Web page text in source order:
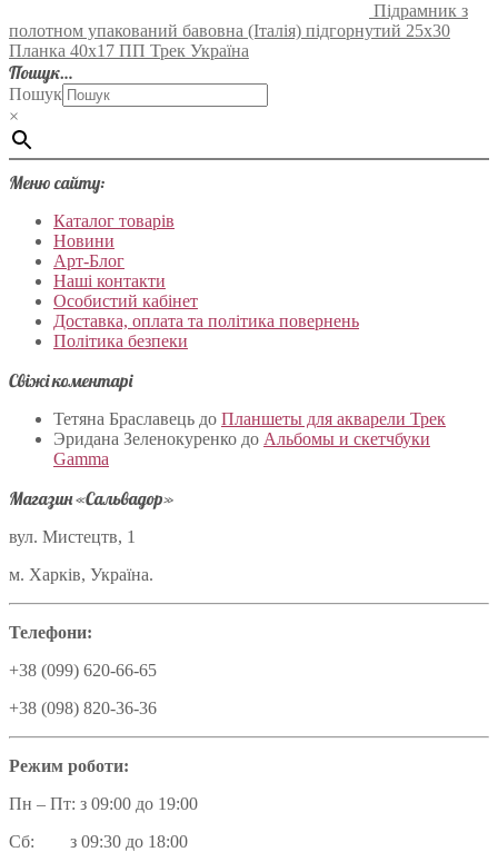
Підрамник з
полотном упакований бавовна (Італія) підгорнутий 25х30
Планка 40х17 ПП Трек Україна
Пошук…
Пошук
×
Меню сайту:
Каталог товарів
Новини
Арт-Блог
Наші контакти
Особистий кабінет
Доставка, оплата та політика повернень
Політика безпеки
Свіжі коментарі
Тетяна Браславець до Планшеты для акварели Трек
Эридана Зеленокуренко до Альбомы и скетчбуки
Gamma
Магазин «Сальвадор»
вул. Мистецтв, 1
м. Харків, Україна.
Телефони:
+38 (099) 620-66-65
+38 (098) 820-36-36
Режим роботи:
Пн – Пт: з 09:00 до 19:00
Сб: з 09:30 до 18:00